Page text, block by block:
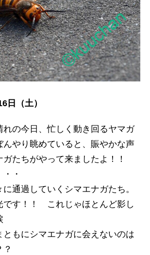
（土）
れの今日、忙しく動き回るヤマガ
んやり眺めていると、賑やかな声
ガたちがやって来ましたよ！！
・
通過していくシマエナガたち。
です！！ これじゃほとんど影し
ともにシマエナガに会えないのは